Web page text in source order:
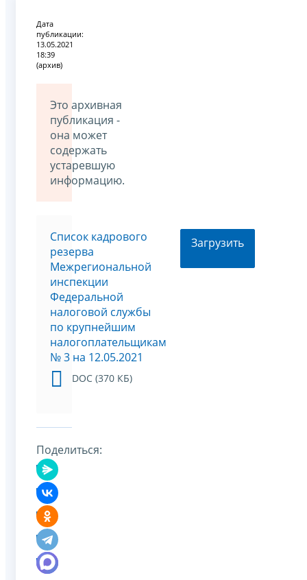
Дата
публикации:
13.05.2021
18:39
(архив)
Это архивная
публикация -
она может
содержать
устаревшую
информацию.
Список кадрового
резерва
Межрегиональной
инспекции
Федеральной
налоговой службы
по крупнейшим
налогоплательщикам
№ 3 на 12.05.2021
DOC (370 КБ)
Загрузить
Поделиться: